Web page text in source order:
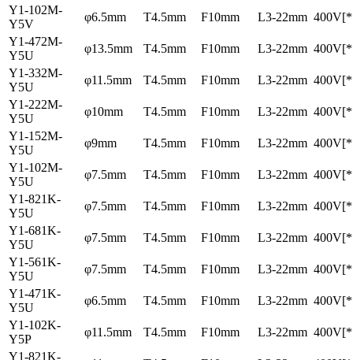
Y1-102M-
Y5V
φ6.5mm T4.5mm F10mm L3-22mm
Y1-472M-
Y5U
φ13.5mm T4.5mm F10mm L3-22mm
Y1-332M-
Y5U
φ11.5mm T4.5mm F10mm L3-22mm
Y1-222M-
Y5U
φ10mm T4.5mm F10mm L3-22mm
Y1-152M-
Y5U
φ9mm T4.5mm F10mm L3-22mm
Y1-102M-
Y5U
φ7.5mm T4.5mm F10mm L3-22mm
Y1-821K-
Y5U
φ7.5mm T4.5mm F10mm L3-22mm
Y1-681K-
Y5U
φ7.5mm T4.5mm F10mm L3-22mm
Y1-561K-
Y5U
φ7.5mm T4.5mm F10mm L3-22mm
Y1-471K-
Y5U
φ6.5mm T4.5mm F10mm L3-22mm
Y1-102K-
Y5P
φ11.5mm T4.5mm F10mm L3-22mm
Y1-821K-